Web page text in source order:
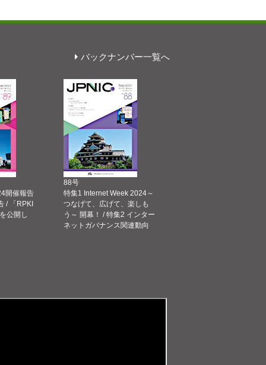
バックナンバー一覧へ
開催報告
/ 「RPKI
公開し
88号
特集1 Internet Week 2024～
つなげて、広げて、楽しも
う～ 開幕！ / 特集2 インター
ネットガバナンス関連動向